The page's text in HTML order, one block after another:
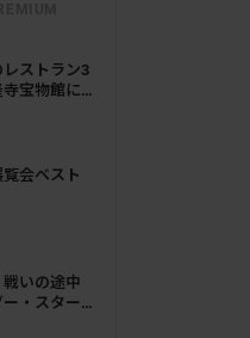
ストラン3
宝物館に
がオープ
会ベスト
戦いの途中
・スター
と抵抗の